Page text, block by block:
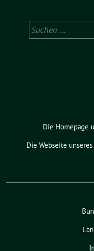
Suchen
nach:
Die Homepage
Die Webseite